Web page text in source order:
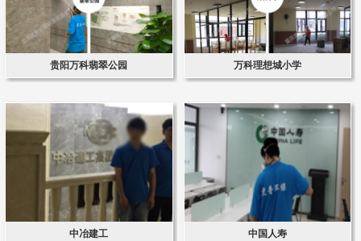
贵阳万科翡翠公园 万科理想城小学
中冶建工 中国人寿